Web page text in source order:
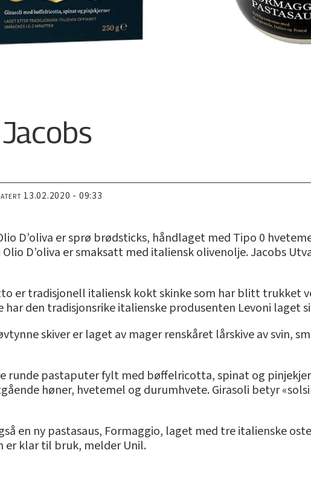
13.02.2020 - 09:33
D’oliva er sprø brødsticks, håndlaget med Tipo 0
D’oliva er smaksatt med italiensk olivenolje. Jacobs
er tradisjonell italiensk kokt skinke som har blitt trukket
har den tradisjonsrike italienske produsenten Levoni laget
skiver er laget av mager renskåret lårskive av svin,
runde pastaputer fylt med bøffelricotta, spinat og
høner, hvetemel og durumhvete. Girasoli betyr
en ny pastasaus, Formaggio, laget med tre italienske
er klar til bruk, melder Unil.